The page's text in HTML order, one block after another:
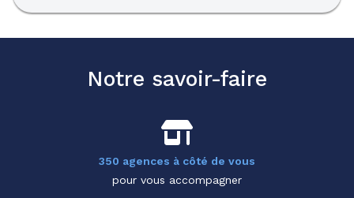
Notre savoir-faire
350 agences à côté de vous
pour vous accompagner